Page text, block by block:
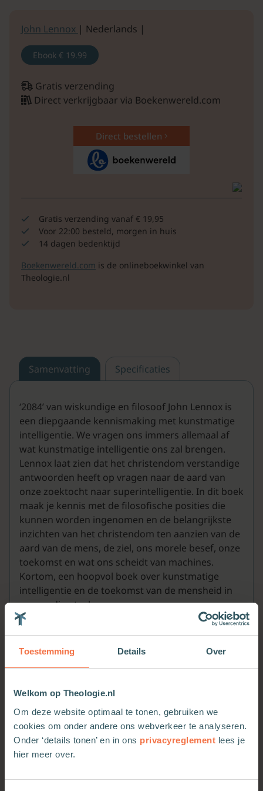
Toestemming Details Over
Welkom op Theologie.nl
Om deze website optimaal te tonen, gebruiken we
cookies om onder andere ons webverkeer te analyseren.
Onder ‘details tonen’ en in ons privacyreglement lees je
hier meer over.
John Lennox | Nederlands |
Ebook € 19.99
Gratis verzending
Direct verkrijgbaar via Boekenwereld.com
Direct bestellen
Gratis verzending vanaf € 19,95
Voor 22:00 besteld, morgen in huis
14 dagen bedenktijd
Boekenwereld.com is de onlineboekwinkel van
Theologie.nl
Samenvatting Specificaties
‘2084’ van wiskundige en filosoof John Lennox is
een diepgaande kennismaking met kunstmatige
intelligentie. We vragen ons immers allemaal af
wat kunstmatige intelligentie ons zal brengen.
Lennox laat zien dat het christendom verstandige
antwoorden heeft op vragen naar de aard van
onze zoektocht naar superintelligentie. In dit boek
maak je kennis met de filosofische posities die
kunnen worden ingenomen en de belangrijkste
inzichten van het christendom ten aanzien van de
aard van de mens, de ziel, ons morele besef, onze
toekomst en wat ons scheidt van machines.
Kortom, een hoopvol boek over kunstmatige
intelligentie en de toekomst van de mensheid in
eenvoudige taal.
Meer van deze auteur